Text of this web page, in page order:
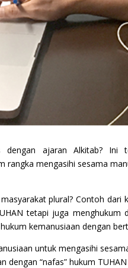
dengan ajaran Alkitab?
mengasihi sesama
plural? Contoh
tetapi juga menghukum
kemanusiaan dengan
untuk mengasihi
dengan “nafas” hukum